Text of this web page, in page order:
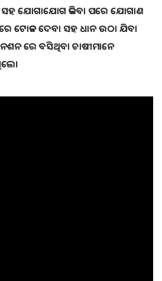
ସହ ଯୋଗାଯୋଗ କରିବା ପରେ ଯୋଗାଣ
ଟୋକନ ଦେବା ସହ ଧାନ ଉଠା ଯିବା
ରେ ବସିଥିବା ଚାଷୀମାନେ